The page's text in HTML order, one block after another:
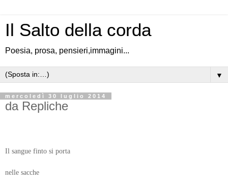
Il Salto della corda
Poesia, prosa, pensieri,immagini...
▼
mercoledì 30 luglio 2014
da Repliche
Il sangue finto si porta
nelle sacche